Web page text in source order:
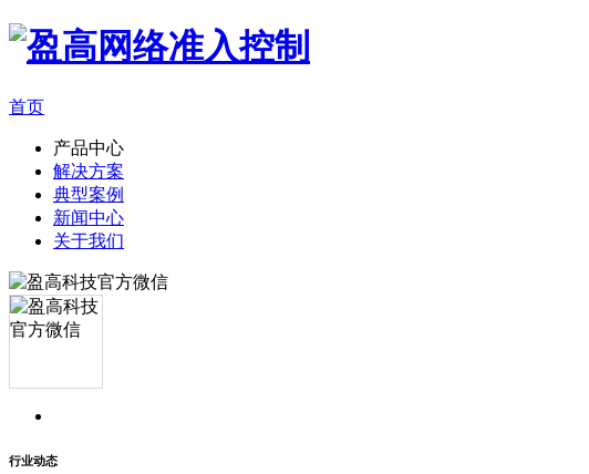
首页
产品中心
解决方案
典型案例
新闻中心
关于我们
行业动态